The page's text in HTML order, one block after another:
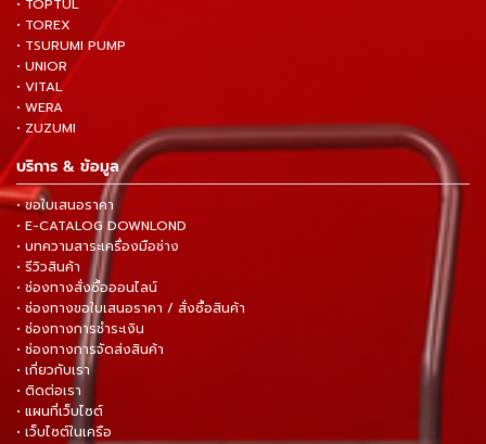
• TOPTUL
• TOREX
• TSURUMI PUMP
• UNIOR
• VITAL
• WERA
• ZUZUMI
บริการ & ข้อมูล
• ขอใบเสนอราคา
• E-CATALOG DOWNLOND
• บทความสาระเครื่องมือช่าง
• รีวิวสินค้า
• ช่องทางสั่งซื้อออนไลน์
• ช่องทางขอใบเสนอราคา / สั่งซื้อสินค้า
• ช่องทางการชำระเงิน
• ช่องทางการจัดส่งสินค้า
• เกี่ยวกับเรา
• ติดต่อเรา
• แผนที่เว็บไซต์
• เว็บไซต์ในเครือ